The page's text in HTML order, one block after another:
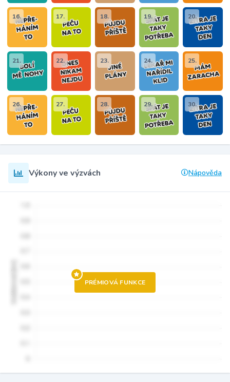
16. 17. 18. 19. 20.
21. 22. 23. 24. 25.
26. 27. 28. 29. 30.
Výkony ve výzvách Nápověda
PRÉMIOVÁ FUNKCE